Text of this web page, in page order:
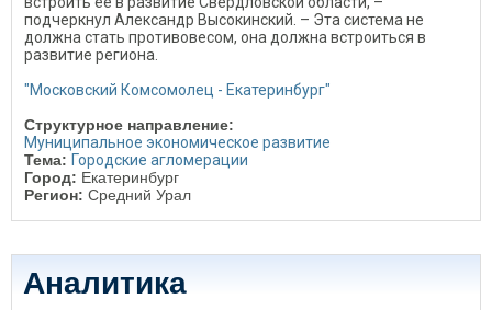
подчеркнул Александр Высокинский. – Эта система не
должна стать противовесом, она должна встроиться в
развитие региона.
"Московский Комсомолец - Екатеринбург"
Структурное направление:
Муниципальное экономическое развитие
Тема: Городские агломерации
Город: Екатеринбург
Регион: Средний Урал
Аналитика